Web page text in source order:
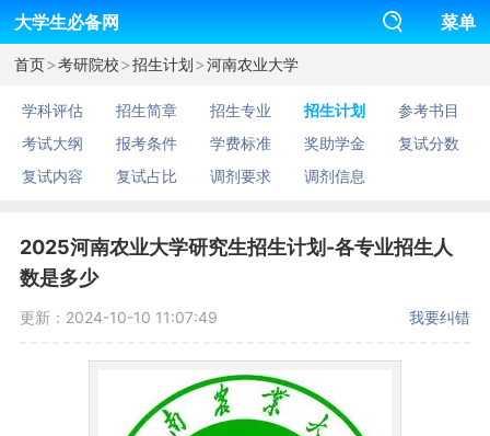
大学生必备网 菜单
首页>考研院校>招生计划>河南农业大学
学科评估 招生简章 招生专业 招生计划
参考书目
考试大纲
报考条件 学费标准 奖助学金
复试分数
复试内容
复试占比 调剂要求 调剂信息
2025河南农业大学研究生招生计划-各专业招生人
数是多少
更新：2024-10-10 11:07:49 我要纠错